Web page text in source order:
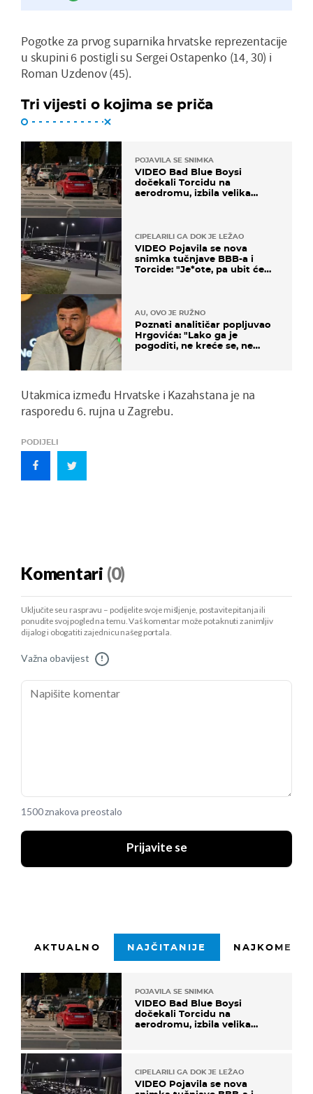
Pogotke za prvog suparnika hrvatske reprezentacije
u skupini 6 postigli su Sergei Ostapenko (14, 30) i
Roman Uzdenov (45).
Tri vijesti o kojima se priča
POJAVILA SE SNIMKA
VIDEO Bad Blue Boysi
dočekali Torcidu na
aerodromu, izbila velika
CIPELARILI GA DOK JE LEŽAO
VIDEO Pojavila se nova
snimka tučnjave BBB-a i
Torcide: "Je*ote, pa ubit će
AU, OVO JE RUŽNO
Poznati analitičar popljuvao
Hrgovića: "Lako ga je
pogoditi, ne kreće se, ne
Utakmica između Hrvatske i Kazahstana je na
rasporedu 6. rujna u Zagrebu.
PODIJELI
Komentari (0)
Uključite se u raspravu – podijelite svoje mišljenje, postavite pitanja ili
ponudite svoj pogled na temu. Vaš komentar može potaknuti zanimljiv
dijalog i obogatiti zajednicu našeg portala.
Važna obavijest !
1500 znakova preostalo
Prijavite se
AKTUALNO NAJČITANIJE
POJAVILA SE SNIMKA
VIDEO Bad Blue Boysi
dočekali Torcidu na
aerodromu, izbila velika
CIPELARILI GA DOK JE LEŽAO
VIDEO Pojavila se nova